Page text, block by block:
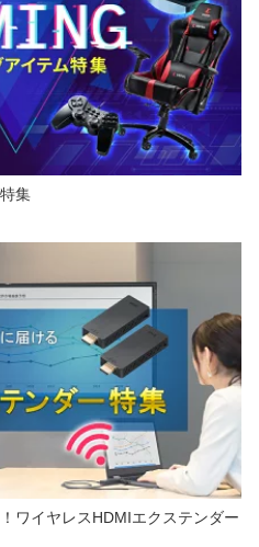
集
ワイヤレスHDMIエクステンダー